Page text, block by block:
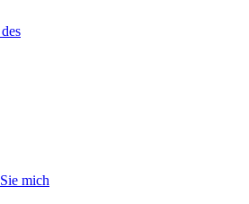
mich